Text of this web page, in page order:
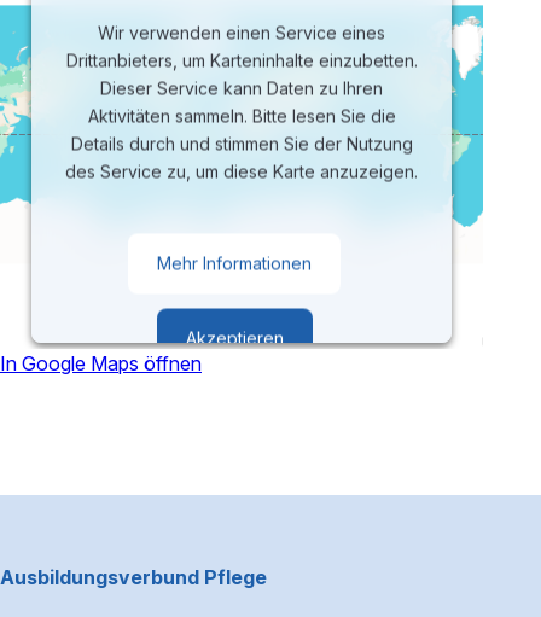
Wir verwenden einen Service eines
Drittanbieters, um Karteninhalte einzubetten.
Dieser Service kann Daten zu Ihren
Aktivitäten sammeln. Bitte lesen Sie die
Details durch und stimmen Sie der Nutzung
des Service zu, um diese Karte anzuzeigen.
Mehr Informationen
Akzeptieren
In Google Maps öffnen
Ausbildungsverbund Pflege